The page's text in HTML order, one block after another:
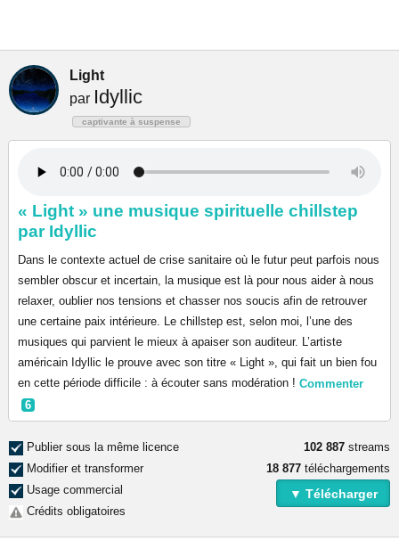
Light
par Idyllic
captivante à suspense
« Light » une musique spirituelle chillstep
par Idyllic
Dans le contexte actuel de crise sanitaire où le futur peut parfois nous
sembler obscur et incertain, la musique est là pour nous aider à nous
relaxer, oublier nos tensions et chasser nos soucis afin de retrouver
une certaine paix intérieure. Le chillstep est, selon moi, l’une des
musiques qui parvient le mieux à apaiser son auditeur. L’artiste
américain Idyllic le prouve avec son titre « Light », qui fait un bien fou
en cette période difficile : à écouter sans modération ! Commenter
6
Publier sous la même licence
Modifier et transformer
Usage commercial
Crédits obligatoires
102 887 streams
18 877 téléchargements
▼ Télécharger